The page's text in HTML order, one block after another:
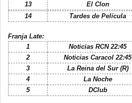
13
El Clon
14
Tardes de Película
Franja Late:
1
Noticias RCN 22:45
2
Noticias Caracol 22:45
3
La Reina del Sur (R)
4
La Noche
5
DClub